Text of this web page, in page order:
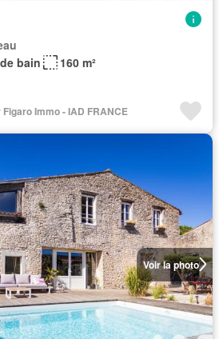
bain
160 m²
Immo - IAD FRANCE
Voir la photo